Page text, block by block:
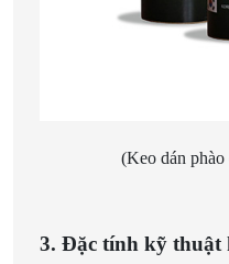
(Keo dán
3. Đặc tính kỹ thuật